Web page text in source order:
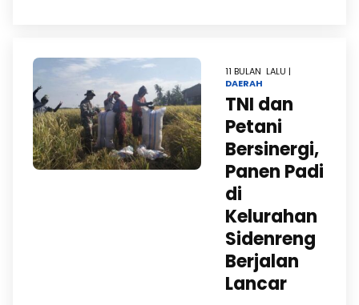
11 BULAN LALU |
DAERAH
TNI dan
Petani
Bersinergi,
Panen Padi
di
Kelurahan
Sidenreng
Berjalan
Lancar